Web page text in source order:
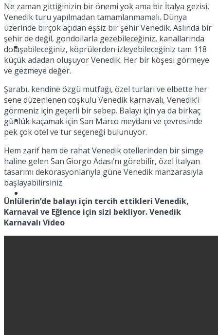
Tatil
Spor
Ne zaman gittiğinizin bir önemi yok ama bir İtalya gezisi,
Venedik turu yapılmadan tamamlanmamalı. Dünya
üzerinde birçok açıdan eşsiz bir şehir Venedik. Aslında bir
şehir de değil, gondollarla gezebileceğiniz, kanallarında
dolaşabileceğiniz, köprülerden izleyebileceğiniz tam 118
küçük adadan oluşuyor Venedik. Her bir köşesi görmeye
ve gezmeye değer.
Şarabı, kendine özgü mutfağı, özel turları ve elbette her
sene düzenlenen coşkulu Venedik karnavalı, Venedik’i
görmeniz için geçerli bir sebep. Balayı için ya da birkaç
günlük kaçamak için San Marco meydanı ve çevresinde
pek çok otel ve tur seçeneği bulunuyor.
Hem zarif hem de rahat Venedik otellerinden bir simge
haline gelen San Giorgo Adası’nı görebilir, özel İtalyan
tasarımı dekorasyonlarıyla güne Venedik manzarasıyla
başlayabilirsiniz.
Ünlülerin’de balayı için tercih ettikleri Venedik,
Karnaval ve Eğlence için sizi bekliyor. Venedik
Karnavalı Video